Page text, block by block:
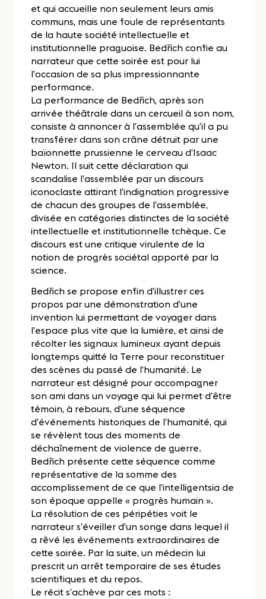
et qui accueille non seulement leurs amis
communs, mais une foule de représentants
de la haute société intellectuelle et
institutionnelle praguoise. Bedřich confie au
narrateur que cette soirée est pour lui
l’occasion de sa plus impressionnante
performance.
La performance de Bedřich, après son
arrivée théâtrale dans un cercueil à son nom,
consiste à annoncer à l’assemblée qu’il a pu
transférer dans son crâne détruit par une
baïonnette prussienne le cerveau d’Isaac
Newton. Il suit cette déclaration qui
scandalise l’assemblée par un discours
iconoclaste attirant l’indignation progressive
de chacun des groupes de l’assemblée,
divisée en catégories distinctes de la société
intellectuelle et institutionnelle tchèque. Ce
discours est une critique virulente de la
notion de progrès sociétal apporté par la
science.
Bedřich se propose enfin d’illustrer ces
propos par une démonstration d’une
invention lui permettant de voyager dans
l’espace plus vite que la lumière, et ainsi de
récolter les signaux lumineux ayant depuis
longtemps quitté la Terre pour reconstituer
des scènes du passé de l’humanité. Le
narrateur est désigné pour accompagner
son ami dans un voyage qui lui permet d’être
témoin, à rebours, d’une séquence
d’événements historiques de l’humanité, qui
se révèlent tous des moments de
déchaînement de violence de guerre.
Bedřich présente cette séquence comme
représentative de la somme des
accomplissement de ce que l’intelligentsia de
son époque appelle « progrès humain ».
La résolution de ces péripéties voit le
narrateur s’éveiller d’un songe dans lequel il
a rêvé les événements extraordinaires de
cette soirée. Par la suite, un médecin lui
prescrit un arrêt temporaire de ses études
scientifiques et du repos.
Le récit s’achève par ces mots :